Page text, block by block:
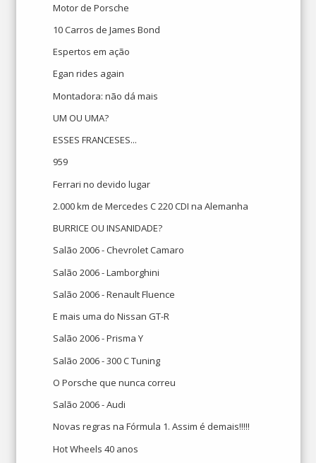
Motor de Porsche
10 Carros de James Bond
Espertos em ação
Egan rides again
Montadora: não dá mais
UM OU UMA?
ESSES FRANCESES...
959
Ferrari no devido lugar
2.000 km de Mercedes C 220 CDI na Alemanha
BURRICE OU INSANIDADE?
Salão 2006 - Chevrolet Camaro
Salão 2006 - Lamborghini
Salão 2006 - Renault Fluence
E mais uma do Nissan GT-R
Salão 2006 - Prisma Y
Salão 2006 - 300 C Tuning
O Porsche que nunca correu
Salão 2006 - Audi
Novas regras na Fórmula 1. Assim é demais!!!!!
Hot Wheels 40 anos